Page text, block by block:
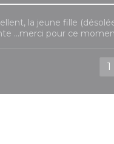
la jeune fille
…merci pour ce
1